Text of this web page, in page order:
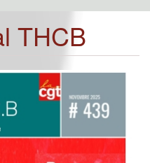
THCB